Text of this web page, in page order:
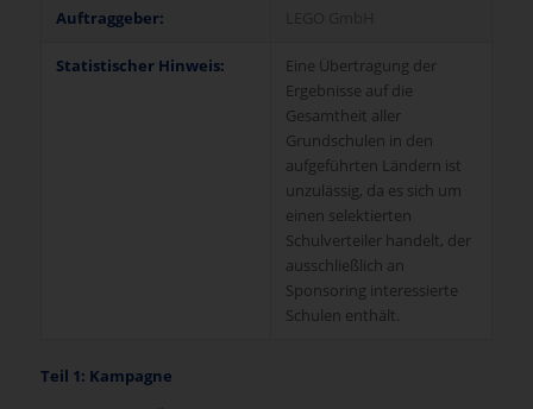
Auftraggeber:
Statistischer Hinweis:
Eine Übertragung der
Ergebnisse auf die
Gesamtheit aller
Grundschulen in den
aufgeführten Ländern ist
unzulässig, da es sich um
einen selektierten
Schulverteiler handelt, der
ausschließlich an
Sponsoring interessierte
Schulen enthält.
Teil 1: Kampagne